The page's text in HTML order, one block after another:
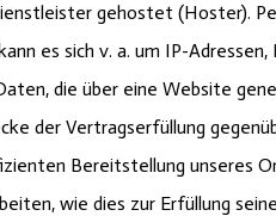
gehostet (Hoster).
es sich v. a. um IP-
die über eine Website
der Vertragserfüllung
Bereitstellung unseres
wie dies zur Erfüllung